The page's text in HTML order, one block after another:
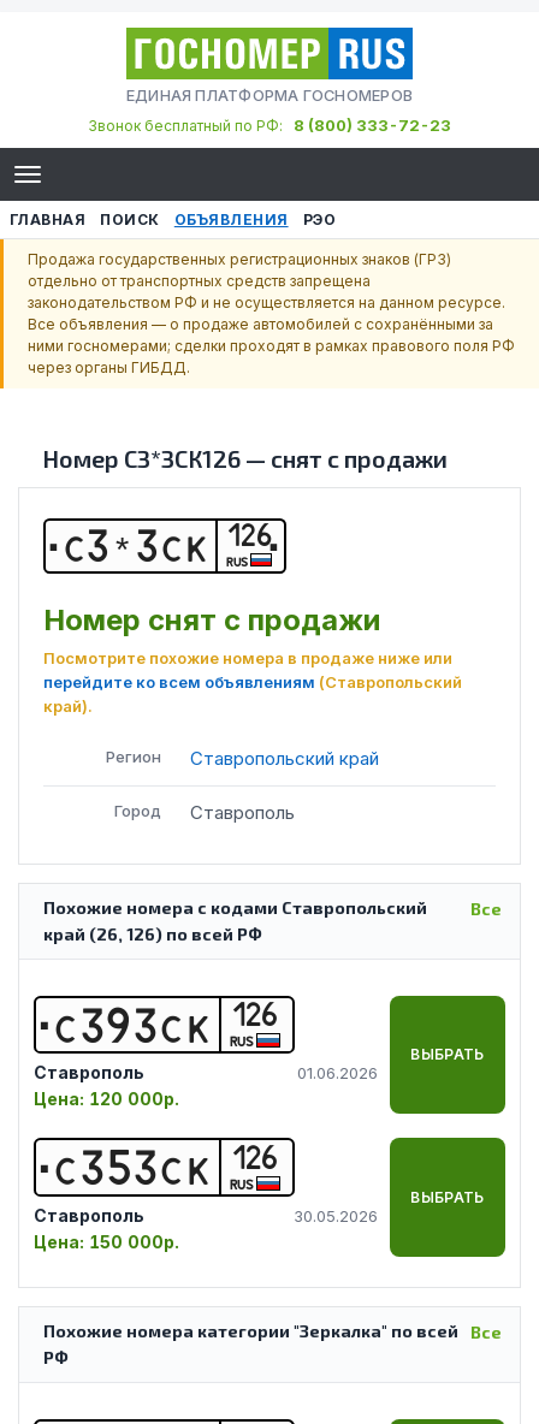
ЕДИНАЯ ПЛАТФОРМА ГОСНОМЕРОВ
Звонок бесплатный по РФ:
8 (800) 333-72-23
ГЛАВНАЯ ПОИСК ОБЪЯВЛЕНИЯ РЭО
Продажа государственных регистрационных знаков (ГРЗ)
отдельно от транспортных средств запрещена
законодательством РФ и не осуществляется на данном ресурсе.
Все объявления — о продаже автомобилей с сохранёнными за
ними госномерами; сделки проходят в рамках правового поля РФ
через органы ГИБДД.
Номер С3*3СК126 — снят с продажи
С3 * 3С К 126
RUS
Номер снят с продажи
Посмотрите похожие номера в продаже ниже или
перейдите ко всем объявлениям (Ставропольский
край).
Регион Ставропольский край
Город Ставрополь
Все
Похожие номера с кодами Ставропольский
край (26, 126) по всей РФ
С393С К 126
RUS
Ставрополь 01.06.2026
Цена: 120 000р.
ВЫБРАТЬ
С353С К 126
RUS
Ставрополь 30.05.2026
Цена: 150 000р.
ВЫБРАТЬ
Все
Похожие номера категории "Зеркалка" по всей
РФ